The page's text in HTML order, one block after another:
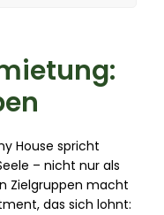
House spricht
– nicht nur als
Zielgruppen macht
das sich lohnt: